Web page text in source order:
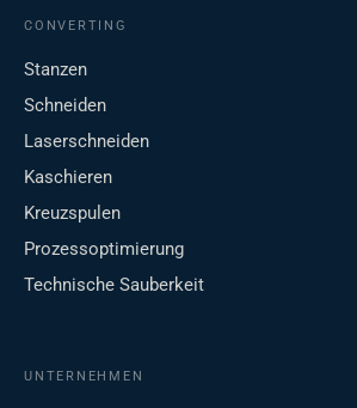
CONVERTING
Stanzen
Schneiden
Laserschneiden
Kaschieren
Kreuzspulen
Prozessoptimierung
Technische Sauberkeit
UNTERNEHMEN